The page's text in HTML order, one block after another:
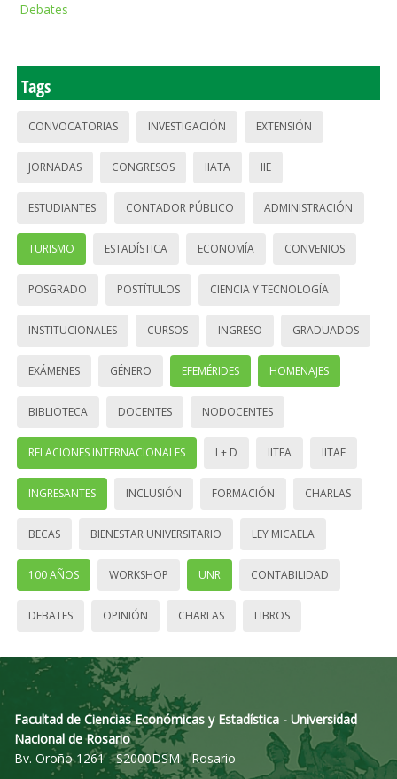
Debates
Tags
CONVOCATORIAS INVESTIGACIÓN EXTENSIÓN
JORNADAS CONGRESOS IIATA IIE
ESTUDIANTES CONTADOR PÚBLICO ADMINISTRACIÓN
TURISMO ESTADÍSTICA ECONOMÍA CONVENIOS
POSGRADO POSTÍTULOS CIENCIA Y TECNOLOGÍA
INSTITUCIONALES CURSOS INGRESO GRADUADOS
EXÁMENES GÉNERO EFEMÉRIDES HOMENAJES
BIBLIOTECA DOCENTES NODOCENTES
RELACIONES INTERNACIONALES I + D IITEA IITAE
INGRESANTES INCLUSIÓN FORMACIÓN CHARLAS
BECAS BIENESTAR UNIVERSITARIO LEY MICAELA
100 AÑOS WORKSHOP UNR CONTABILIDAD
DEBATES OPINIÓN CHARLAS LIBROS
Facultad de Ciencias Económicas y Estadística - Universidad
Nacional de Rosario
Bv. Oroño 1261 - S2000DSM - Rosario